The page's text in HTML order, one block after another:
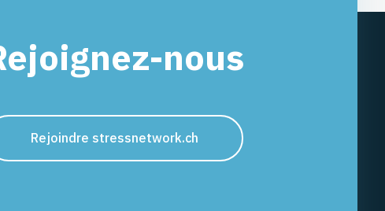
nous
Rejoindre stressnetwork.ch